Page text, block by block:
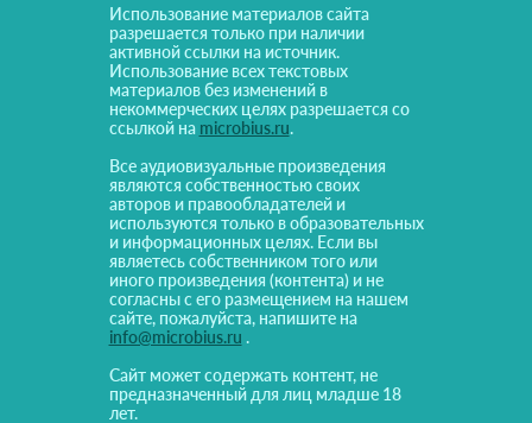
Использование материалов сайта
разрешается только при наличии
активной ссылки на источник.
Использование всех текстовых
материалов без изменений в
некоммерческих целях разрешается со
ссылкой на microbius.ru.
Все аудиовизуальные произведения
являются собственностью своих
авторов и правообладателей и
используются только в образовательных
и информационных целях. Если вы
являетесь собственником того или
иного произведения (контента) и не
согласны с его размещением на нашем
сайте, пожалуйста, напишите на
info@microbius.ru .
Сайт может содержать контент, не
предназначенный для лиц младше 18
лет.